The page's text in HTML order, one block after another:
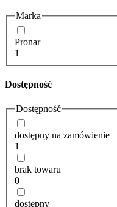
Marka
Pronar
1
Dostępność
Dostępność
dostępny na zamówienie
1
brak towaru
0
dostępny